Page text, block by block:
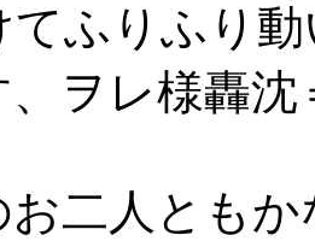
てふりふり
、ヲレ様轟
お二人とも